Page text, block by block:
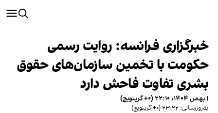
خبرگزاری‌ فرانسه: روایت رسمی
حکومت با تخمین سازمان‌های حقوق
بشری تفاوت فاحش دارد
۱ بهمن ۱۴۰۴، ۲۲:۱۰ (‎+۰ گرینویچ)
به‌روزرسانی: ۲۳:۲۲ (‎+۰ گرینویچ)